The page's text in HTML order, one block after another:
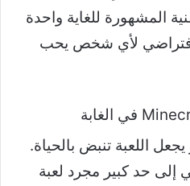
المشهورة للغاية واحدة
لأي شخص يحب
يجعل اللعبة تنبض بالحياة.
إلى حد كبير مجرد لعبة